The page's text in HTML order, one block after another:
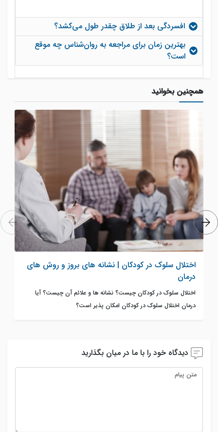
افسردگی بعد از طلاق چقدر طول می‌کشد؟
بهترین زمان برای مراجعه به روان‌شناس چه موقع
است؟
همچنین بخوانید
اختلال سلوک در کودکان | نشانه های بروز و روش های
درمان
اختلال سلوک در کودکان چیست؟ نشانه ها و علائم آن چیست؟ آیا
درمان اختلال سلوک در کودکان امکان پذیر است؟
دیدگاه خود را با ما در میان بگذارید